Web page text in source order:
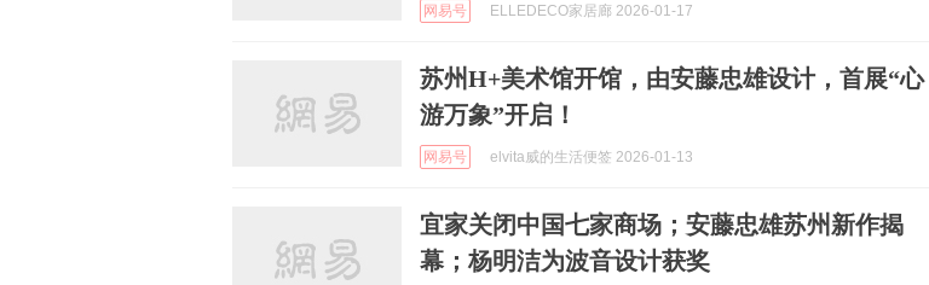
网易号 ELLEDECO家居廊 2026-01-17
苏州H+美术馆开馆，由安藤忠雄设计，首展“心
游万象”开启！
网易号 elvita威的生活便签 2026-01-13
宜家关闭中国七家商场；安藤忠雄苏州新作揭
幕；杨明洁为波音设计获奖